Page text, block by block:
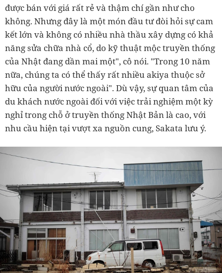
được bán với giá rất rẻ và thậm chí gần như cho
không. Nhưng đây là một món đầu tư đòi hỏi sự cam
kết lớn và không có nhiều nhà thầu xây dựng có khả
năng sửa chữa nhà cổ, do kỹ thuật mộc truyền thống
của Nhật đang dần mai một", cô nói. "Trong 10 năm
nữa, chúng ta có thể thấy rất nhiều akiya thuộc sở
hữu của người nước ngoài". Dù vậy, sự quan tâm của
du khách nước ngoài đối với việc trải nghiệm một kỳ
nghỉ trong chỗ ở truyền thống Nhật Bản là cao, với
nhu cầu hiện tại vượt xa nguồn cung, Sakata lưu ý.